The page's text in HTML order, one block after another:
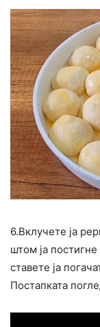
6.Вклучете ја
штом ја
ставете ја
Постапката